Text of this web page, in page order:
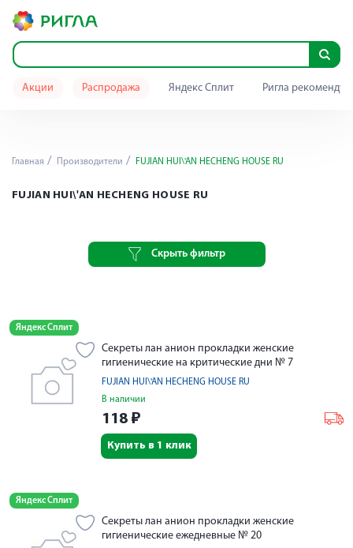
Акции Распродажа Яндекс Сплит Ригла
Главная Производители FUJIAN HUI\'AN HECHENG HOUSE RU
FUJIAN HUI\'AN HECHENG HOUSE RU
Скрыть фильтр
Яндекс Сплит
Секреты лан анион прокладки женские
гигиенические на критические дни № 7
FUJIAN HUI\'AN HECHENG HOUSE RU
В наличии
118 ₽
Купить в 1 клик
Яндекс Сплит
Секреты лан анион прокладки женские
гигиенические ежедневные № 20